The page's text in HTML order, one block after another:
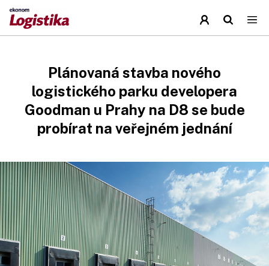
Plánovaná stavba nového
logistického parku developera
Goodman u Prahy na D8 se bude
probírat na veřejném jednání